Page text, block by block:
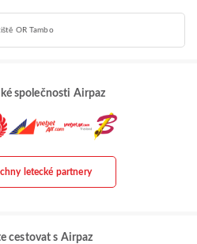
OR Tambo
společnosti Airpaz
letecké partnery
cestovat s Airpaz